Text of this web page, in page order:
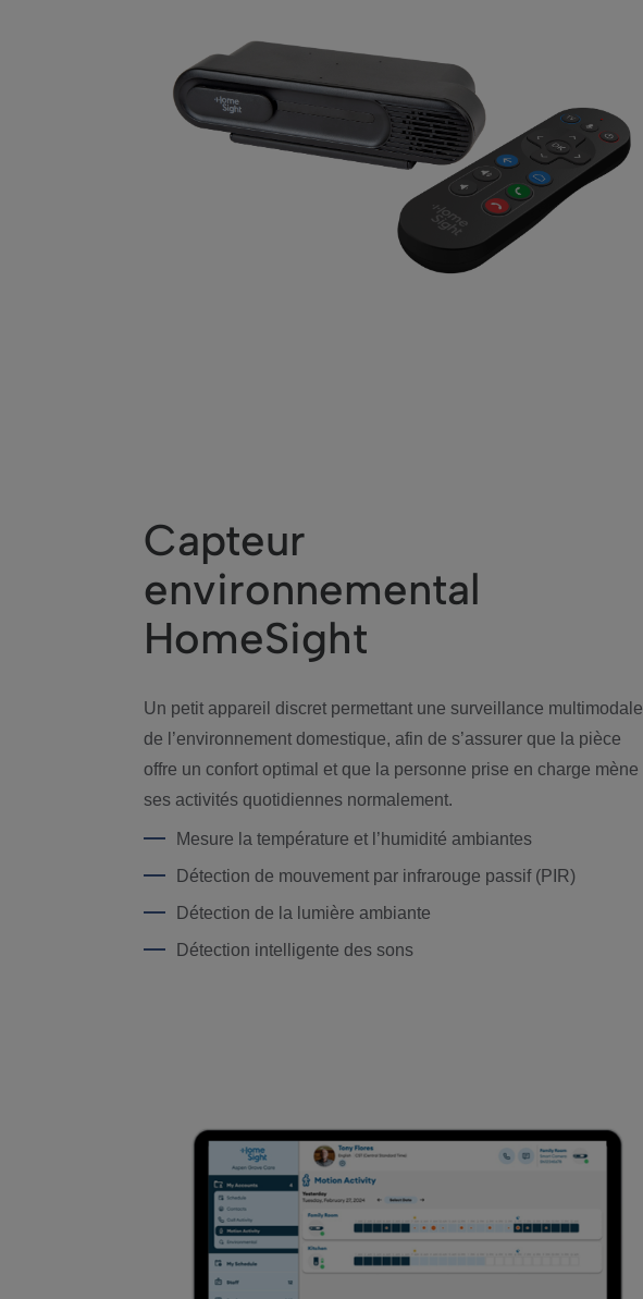
Capteur
environnemental
HomeSight
Un petit appareil discret permettant une surveillance multimodale
de l’environnement domestique, afin de s’assurer que la pièce
offre un confort optimal et que la personne prise en charge mène
ses activités quotidiennes normalement.
Mesure la température et l’humidité ambiantes
Détection de mouvement par infrarouge passif (PIR)
Détection de la lumière ambiante
Détection intelligente des sons